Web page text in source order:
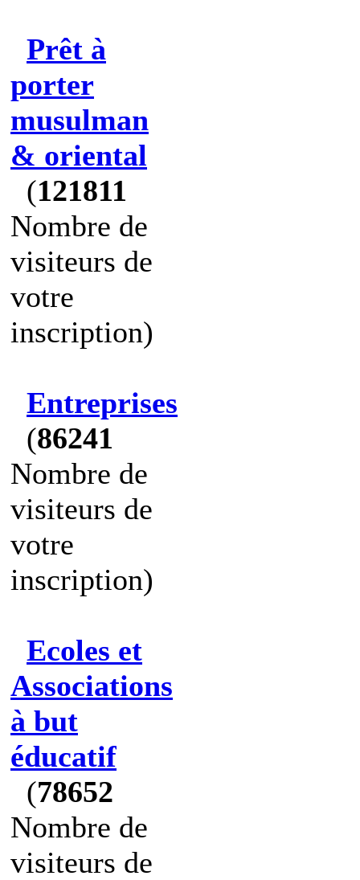
Prêt à
porter
musulman
& oriental
(121811
Nombre de
visiteurs de
votre
inscription)
Entreprises
(86241
Nombre de
visiteurs de
votre
inscription)
Ecoles et
Associations
à but
éducatif
(78652
Nombre de
visiteurs de